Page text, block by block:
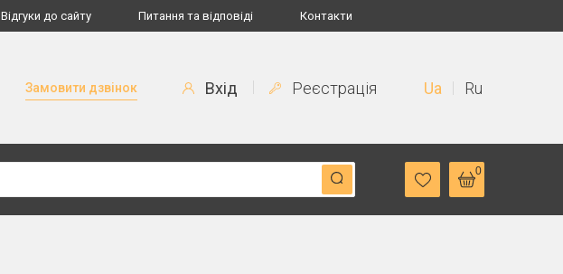
Відгуки до сайту Питання та відповіді Контакти
Замовити дзвінок Вхід Реєстрація Ua Ru
0